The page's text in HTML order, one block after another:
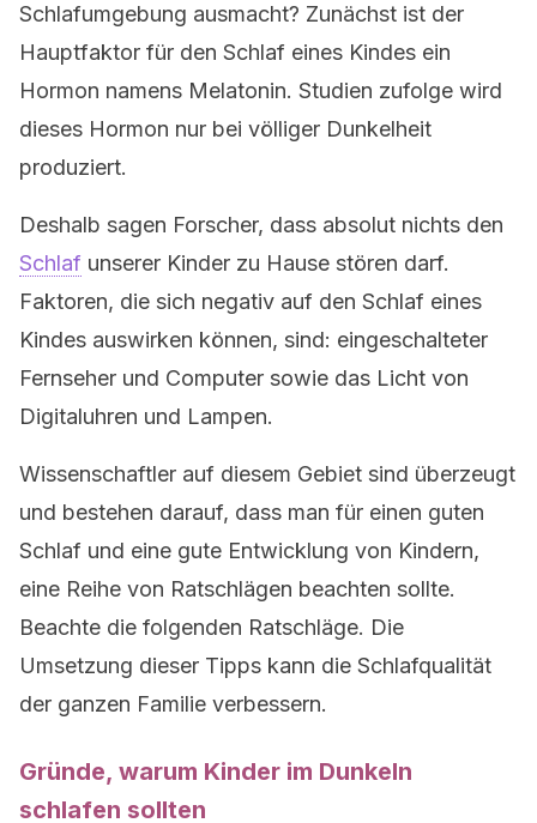
Schlafumgebung ausmacht? Zunächst ist der
Hauptfaktor für den Schlaf eines Kindes ein
Hormon namens Melatonin. Studien zufolge wird
dieses Hormon nur bei völliger Dunkelheit
produziert.
Deshalb sagen Forscher, dass absolut nichts den
Schlaf unserer Kinder zu Hause stören darf.
Faktoren, die sich negativ auf den Schlaf eines
Kindes auswirken können, sind: eingeschalteter
Fernseher und Computer sowie das Licht von
Digitaluhren und Lampen.
Wissenschaftler auf diesem Gebiet sind überzeugt
und bestehen darauf, dass man für einen guten
Schlaf und eine gute Entwicklung von Kindern,
eine Reihe von Ratschlägen beachten sollte.
Beachte die folgenden Ratschläge. Die
Umsetzung dieser Tipps kann die Schlafqualität
der ganzen Familie verbessern.
Gründe, warum Kinder im Dunkeln
schlafen sollten